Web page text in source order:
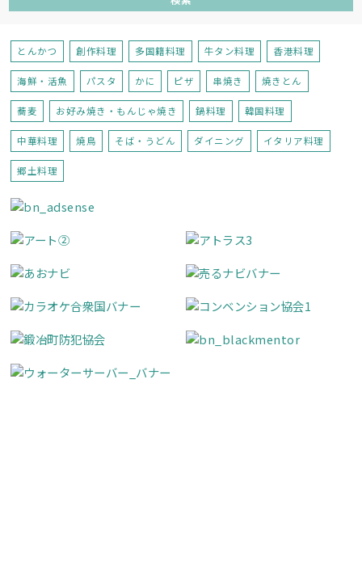
とんかつ 創作料理 多国籍料理 牛タン料理 香港料理
海鮮・活魚 パスタ かに ピザ 串焼き 焼きとん
蕎麦 お好み焼き・もんじゃ焼き 鍋料理 韓国料理
中華料理 焼鳥 そば・うどん ダイニング イタリア料理
郷土料理